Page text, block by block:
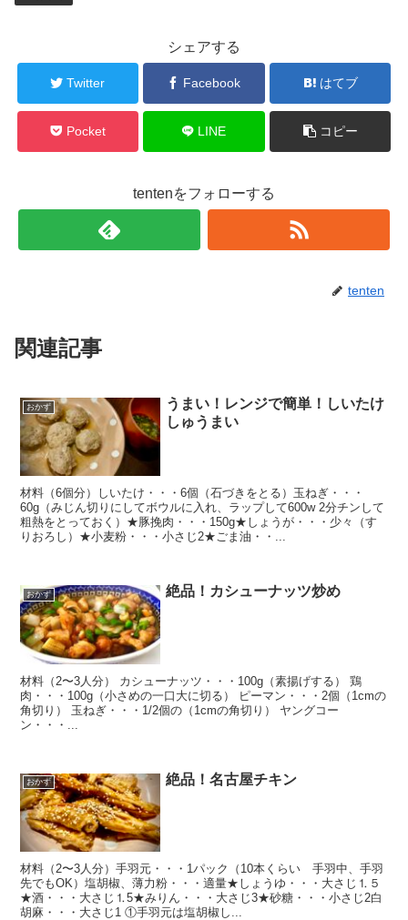
シェアする
Twitter Facebook はてブ
Pocket LINE コピー
tentenをフォローする
tenten
関連記事
おかず
うまい！レンジで簡単！しいたけ
しゅうまい
材料（6個分）しいたけ・・・6個（石づきをとる）玉ねぎ・・・
60g（みじん切りにしてボウルに入れ、ラップして600w 2分チンして
粗熱をとっておく）★豚挽肉・・・150g★しょうが・・・少々（す
りおろし）★小麦粉・・・小さじ2★ごま油・・...
おかず 絶品！カシューナッツ炒め
材料（2〜3人分） カシューナッツ・・・100g（素揚げする） 鶏
肉・・・100g（小さめの一口大に切る） ピーマン・・・2個（1cmの
角切り） 玉ねぎ・・・1/2個の（1cmの角切り） ヤングコー
ン・・・...
おかず 絶品！名古屋チキン
材料（2〜3人分）手羽元・・・1パック（10本くらい 手羽中、手羽
先でもOK）塩胡椒、薄力粉・・・適量★しょうゆ・・・大さじ⒈５
★酒・・・大さじ⒈5★みりん・・・大さじ3★砂糖・・・小さじ2白
胡麻・・・大さじ1 ①手羽元は塩胡椒し...